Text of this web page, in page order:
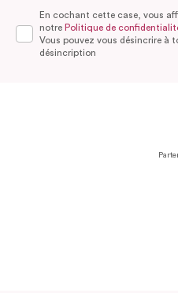
En cochant cette case, vous
notre Politique de
Vous pouvez vous désincrire à
désincription